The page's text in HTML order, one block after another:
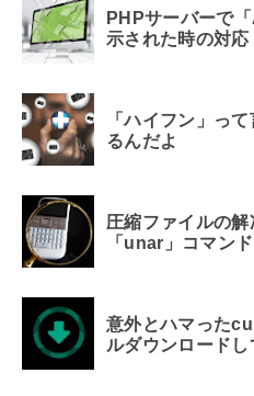
PHPサーバーで
示された時の対応
「ハイフン」っ
るんだよ
圧縮ファイルの
「unar」コマンド
意外とハマった
ルダウンロード